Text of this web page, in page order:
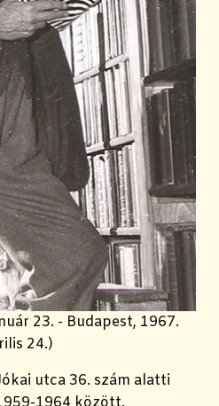
23. - Budapest, 1967.
24.)
utca 36. szám alatti